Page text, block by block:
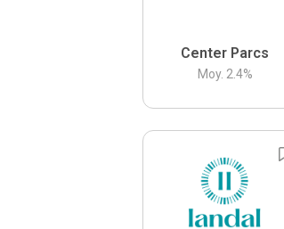
Center Parcs
Moy. 2.4%